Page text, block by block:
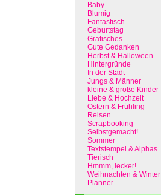
Baby
Blumig
Fantastisch
Geburtstag
Grafisches
Gute Gedanken
Herbst & Halloween
Hintergründe
In der Stadt
Jungs & Männer
kleine & große Kinder
Liebe & Hochzeit
Ostern & Frühling
Reisen
Scrapbooking
Selbstgemacht!
Sommer
Textstempel & Alphas
Tierisch
Hmmm, lecker!
Weihnachten & Winter
Planner